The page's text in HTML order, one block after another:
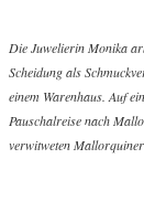
Die Juwelierin Monika
Scheidung als
einem Warenhaus. Auf
Pauschalreise nach
verwitweten